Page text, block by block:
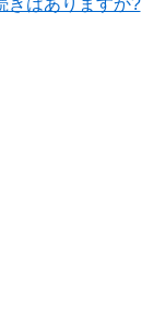
きはありますか?